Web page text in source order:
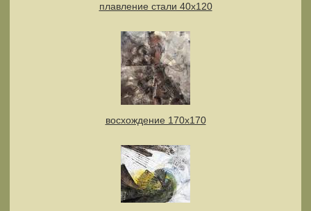
плавление стали 40х120
восхождение 170х170